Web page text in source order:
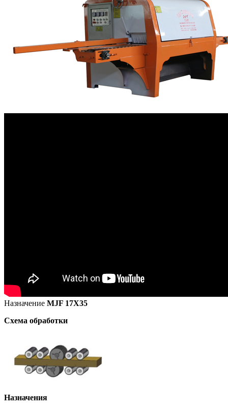
Назначение MJF 17X35
Схема обработки
Назначения